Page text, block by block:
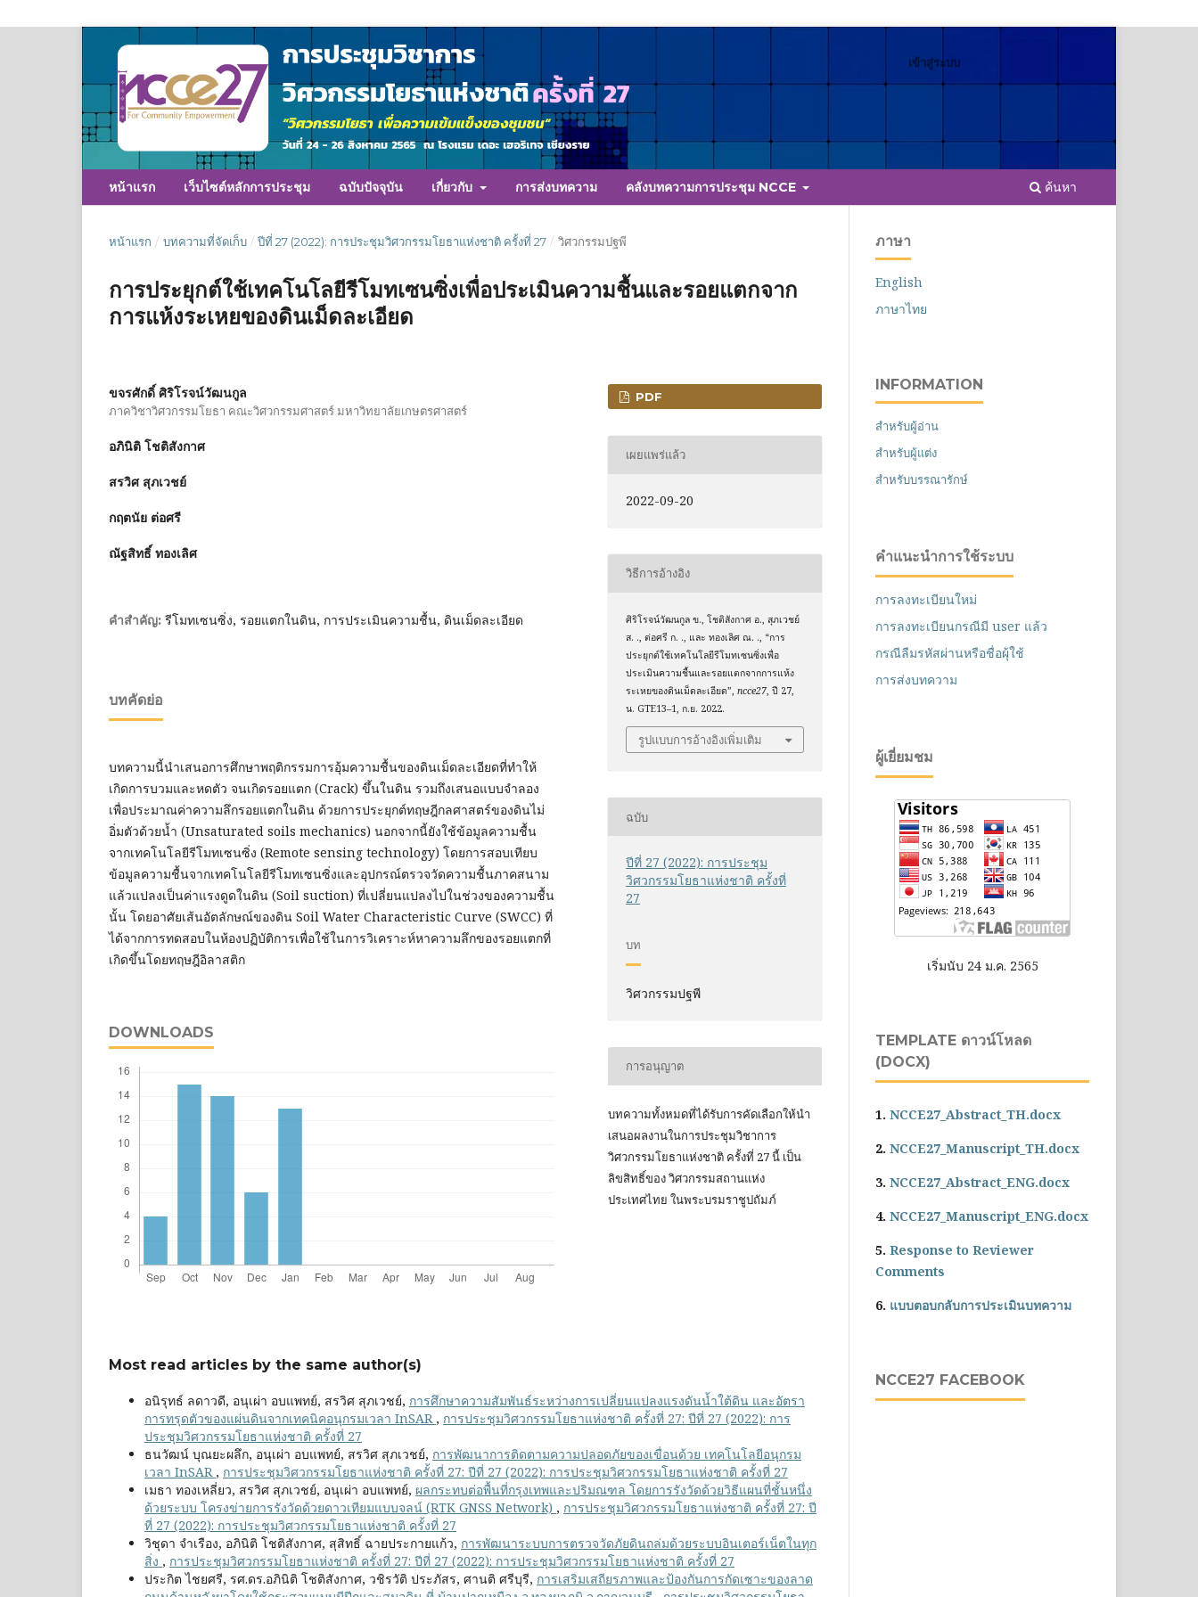
หน้าแรก เว็บไซต์หลักการประชุม ฉบับปัจจุบัน เกี่ยวกับ การส่งบทความ คลังบทความการประชุม NCCE ค้นหา
เข้าสู่ระบบ
หน้าแรก / บทความที่จัดเก็บ / ปีที่ 27 (2022): การประชุมวิศวกรรมโยธาแห่งชาติ ครั้งที่ 27 / วิศวกรรมปฐพี
การประยุกต์ใช้เทคโนโลยีรีโมทเซนซิ่งเพื่อประเมินความชื้นและรอยแตกจาก
การแห้งระเหยของดินเม็ดละเอียด
ขจรศักดิ์ ศิริโรจน์วัฒนกูล
ภาควิชาวิศวกรรมโยธา คณะวิศวกรรมศาสตร์ มหาวิทยาลัยเกษตรศาสตร์
อภินิติ โชติสังกาศ
สรวิศ สุภเวชย์
กฤตนัย ต่อศรี
ณัฐสิทธิ์ ทองเลิศ
คำสำคัญ: รีโมทเซนซิ่ง, รอยแตกในดิน, การประเมินความชื้น, ดินเม็ดละเอียด
บทคัดย่อ
บทความนี้นำเสนอการศึกษาพฤติกรรมการอุ้มความชื้นของดินเม็ดละเอียดที่ทำให้
เกิดการบวมและหดตัว จนเกิดรอยแตก (Crack) ขึ้นในดิน รวมถึงเสนอแบบจำลอง
เพื่อประมาณค่าความลึกรอยแตกในดิน ด้วยการประยุกต์ทฤษฎีกลศาสตร์ของดินไม่
อิ่มตัวด้วยน้ำ (Unsaturated soils mechanics) นอกจากนี้ยังใช้ข้อมูลความชื้น
จากเทคโนโลยีรีโมทเซนซิ่ง (Remote sensing technology) โดยการสอบเทียบ
ข้อมูลความชื้นจากเทคโนโลยีรีโมทเซนซิ่งและอุปกรณ์ตรวจวัดความชื้นภาคสนาม
แล้วแปลงเป็นค่าแรงดูดในดิน (Soil suction) ที่เปลี่ยนแปลงไปในช่วงของความชื้น
นั้น โดยอาศัยเส้นอัตลักษณ์ของดิน Soil Water Characteristic Curve (SWCC) ที่
ได้จากการทดสอบในห้องปฏิบัติการเพื่อใช้ในการวิเคราะห์หาความลึกของรอยแตกที่
เกิดขึ้นโดยทฤษฎีอิลาสติก
DOWNLOADS
PDF
เผยแพร่แล้ว
2022-09-20
วิธีการอ้างอิง
ศิริโรจน์วัฒนกูล ข., โชติสังกาศ อ., สุภเวชย์
ส. ., ต่อศรี ก. ., และ ทองเลิศ ณ. ., “การ
ประยุกต์ใช้เทคโนโลยีรีโมทเซนซิ่งเพื่อ
ประเมินความชื้นและรอยแตกจากการแห้ง
ระเหยของดินเม็ดละเอียด”,ncce27, ปี 27,
น. GTE13–1, ก.ย. 2022.
รูปแบบการอ้างอิงเพิ่มเติม
ฉบับ
ปีที่ 27 (2022): การประชุม
วิศวกรรมโยธาแห่งชาติ ครั้งที่
27
บท
วิศวกรรมปฐพี
การอนุญาต
บทความทั้งหมดที่ได้รับการคัดเลือกให้นำ
เสนอผลงานในการประชุมวิชาการ
วิศวกรรมโยธาแห่งชาติ ครั้งที่ 27 นี้ เป็น
ลิขสิทธิ์ของวิศวกรรมสถานแห่ง
ประเทศไทย ในพระบรมราชูปถัมภ์
Most read articles by the same author(s)
อนิรุทธ์ ลดาวดี, อนุเผ่า อบแพทย์, สรวิศ สุภเวชย์, การศึกษาความสัมพันธ์ระหว่างการเปลี่ยนแปลงแรงดันน้ำใต้ดิน และอัตรา
การทรุดตัวของแผ่นดินจากเทคนิคอนุกรมเวลา InSAR , การประชุมวิศวกรรมโยธาแห่งชาติ ครั้งที่ 27: ปีที่ 27 (2022): การ
ประชุมวิศวกรรมโยธาแห่งชาติ ครั้งที่ 27
ธนวัฒน์ บุณยะผลึก, อนุเผ่า อบแพทย์, สรวิศ สุภเวชย์, การพัฒนาการติดตามความปลอดภัยของเขื่อนด้วย เทคโนโลยีอนุกรม
เวลา InSAR , การประชุมวิศวกรรมโยธาแห่งชาติ ครั้งที่ 27: ปีที่ 27 (2022): การประชุมวิศวกรรมโยธาแห่งชาติ ครั้งที่ 27
เมธา ทองเหลี่ยว, สรวิศ สุภเวชย์, อนุเผ่า อบแพทย์, ผลกระทบต่อพื้นที่กรุงเทพและปริมณฑล โดยการรังวัดด้วยวิธีแผนที่ชั้นหนึ่ง
ด้วยระบบ โครงข่ายการรังวัดด้วยดาวเทียมแบบจลน์ (RTK GNSS Network) , การประชุมวิศวกรรมโยธาแห่งชาติ ครั้งที่ 27: ปี
ที่ 27 (2022): การประชุมวิศวกรรมโยธาแห่งชาติ ครั้งที่ 27
วิชุดา จำเรือง, อภินิติ โชติสังกาศ, สุสิทธิ์ ฉายประกายแก้ว, การพัฒนาระบบการตรวจวัดภัยดินถล่มด้วยระบบอินเตอร์เน็ตในทุก
สิ่ง , การประชุมวิศวกรรมโยธาแห่งชาติ ครั้งที่ 27: ปีที่ 27 (2022): การประชุมวิศวกรรมโยธาแห่งชาติ ครั้งที่ 27
ประกิต ไชยศรี, รศ.ดร.อภินิติ โชติสังกาศ, วชิรวัติ ประภัสร, ศานติ ศรีบุรี, การเสริมเสถียรภาพและป้องกันการกัดเซาะของลาด
ภาษา
English
ภาษาไทย
INFORMATION
สำหรับผู้อ่าน
สำหรับผู้แต่ง
สำหรับบรรณารักษ์
คำแนะนำการใช้ระบบ
การลงทะเบียนใหม่
การลงทะเบียนกรณีมี user แล้ว
กรณีลืมรหัสผ่านหรือชื่อผุ้ใช้
การส่งบทความ
ผู้เยี่ยมชม
เริ่มนับ 24 ม.ค. 2565
TEMPLATE ดาวน์โหลด
(DOCX)
1. NCCE27_Abstract_TH.docx
2. NCCE27_Manuscript_TH.docx
3. NCCE27_Abstract_ENG.docx
4. NCCE27_Manuscript_ENG.docx
5. Response to Reviewer
Comments
6. แบบตอบกลับการประเมินบทความ
NCCE27 FACEBOOK